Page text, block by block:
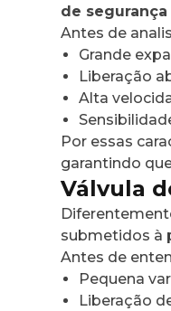
de
Antes de
Grande
Liberação
Alta
Por essas
garantindo
Válvula
submetidos à
Antes de
Pequena
Liberação